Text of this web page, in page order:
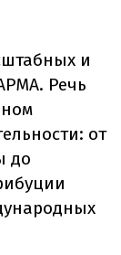
и
Речь
от
до